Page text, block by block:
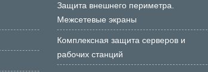
Защита внешнего периметра.
Межсетевые экраны
Комплексная защита серверов и
рабочих станций